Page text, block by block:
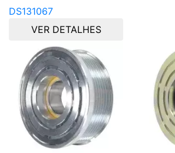
DS131067
VER DETALHES